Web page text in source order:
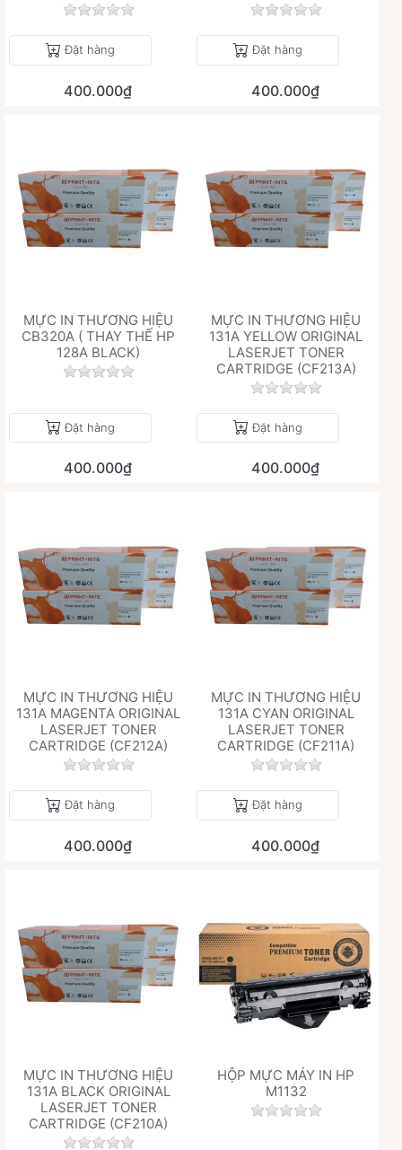
Chưa có đánh giá nào cho sản phẩm này.
Đặt hàng
400.000₫
Chưa có đánh giá
Đặt hàng
400.000₫
MỰC IN THƯƠNG HIỆU
CB320A ( THAY THẾ HP
128A BLACK)
Chưa có đánh giá nào cho sản phẩm này.
Đặt hàng
400.000₫
MỰC IN THƯƠNG HIỆU
131A YELLOW ORIGINAL
LASERJET TONER
CARTRIDGE (CF213A)
Chưa có đánh giá
Đặt hàng
400.000₫
MỰC IN THƯƠNG HIỆU
131A MAGENTA ORIGINAL
LASERJET TONER
CARTRIDGE (CF212A)
Chưa có đánh giá nào cho sản phẩm này.
Đặt hàng
400.000₫
MỰC IN THƯƠNG HIỆU
131A CYAN ORIGINAL
LASERJET TONER
CARTRIDGE (CF211A)
Chưa có đánh giá
Đặt hàng
400.000₫
MỰC IN THƯƠNG HIỆU
131A BLACK ORIGINAL
LASERJET TONER
CARTRIDGE (CF210A)
Chưa có đánh giá nào cho sản phẩm này.
HỘP MỰC MÁY IN HP
M1132
Chưa có đánh giá